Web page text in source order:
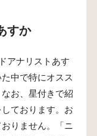
すか
アナリストあす
中で特にオスス
お、星付きで紹
ております。お
りません。「ニ